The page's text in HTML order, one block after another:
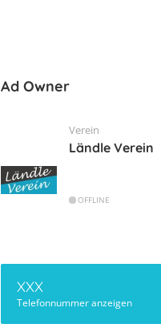
Ad Owner
Verein
Ländle Verein
OFFLINE
XXX
Telefonnummer anzeigen